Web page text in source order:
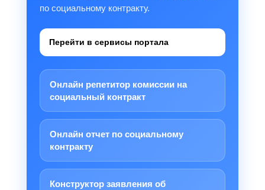
по социальному контракту.
Перейти в сервисы портала
Онлайн репетитор комиссии на
социальный контракт
Онлайн отчет по социальному
контракту
Конструктор заявления об